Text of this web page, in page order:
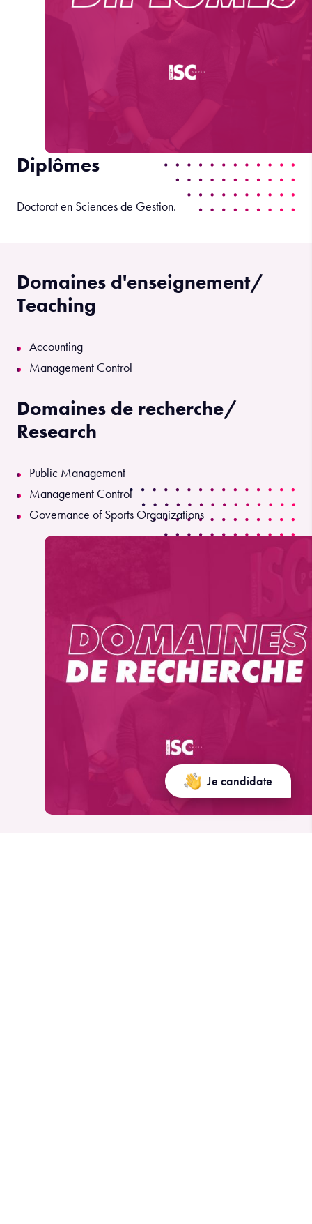
Je candidate
Diplômes
Doctorat en Sciences de Gestion.
Domaines d'enseignement/
Teaching
Accounting
Management Control
Domaines de recherche/
Research
Public Management
Management Control
Governance of Sports Organizations